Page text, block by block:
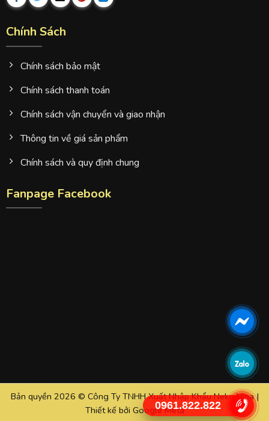
Chính Sách
Chính sách bảo mật
Chính sách thanh toán
Chính sách vận chuyển và giao nhận
Thông tin về giá sản phẩm
Chính sách và quy định chung
Fanpage Facebook
Bản quyền 2026 © Công Ty TNHH Xuất Nhập Khẩu Neko Vina |
Thiết kế bởi Google Meta
0961.822.822